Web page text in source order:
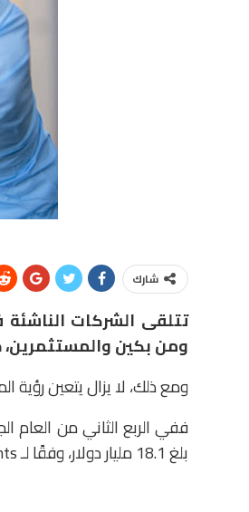
شارك
تتلقى الشركات
ومن بكين
ومع ذلك، لا يزال يتعين رؤية
ففي الربع الثاني من العام
بلغ 18.1 مليار دولار، وفقًا لـ CB Insights.